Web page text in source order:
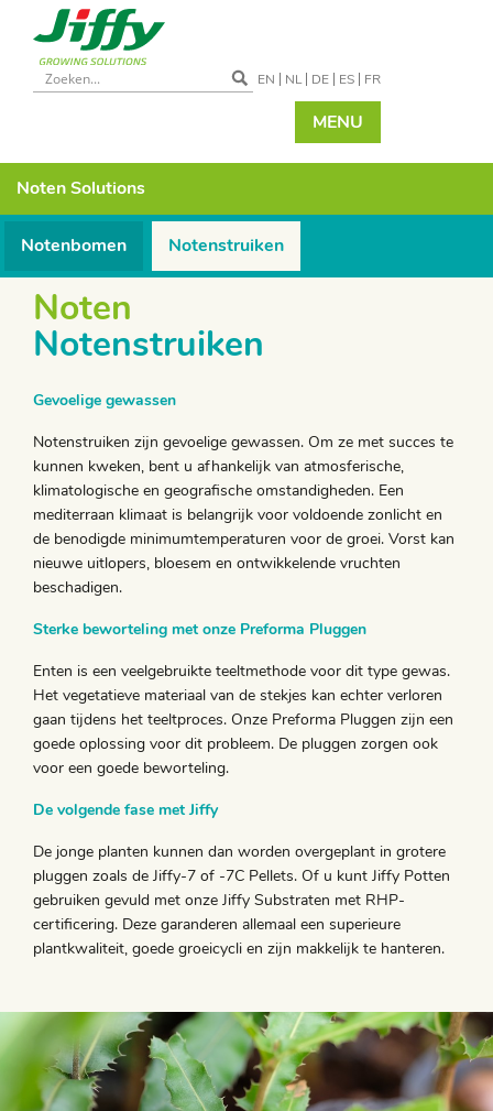
EN NL DE ES FR
MENU
NotenSolutions
Notenbomen Notenstruiken
Noten
Notenstruiken
Gevoelige gewassen
Notenstruiken zijn gevoelige gewassen. Om ze met succes te
kunnen kweken, bent u afhankelijk van atmosferische,
klimatologische en geografische omstandigheden. Een
mediterraan klimaat is belangrijk voor voldoende zonlicht en
de benodigde minimumtemperaturen voor de groei. Vorst kan
nieuwe uitlopers, bloesem en ontwikkelende vruchten
beschadigen.
Sterke beworteling met onze Preforma Pluggen
Enten is een veelgebruikte teeltmethode voor dit type gewas.
Het vegetatieve materiaal van de stekjes kan echter verloren
gaan tijdens het teeltproces. Onze Preforma Pluggen zijn een
goede oplossing voor dit probleem. De pluggen zorgen ook
voor een goede beworteling.
De volgende fase met Jiffy
De jonge planten kunnen dan worden overgeplant in grotere
pluggen zoals de Jiffy-7 of -7C Pellets. Of u kunt Jiffy Potten
gebruiken gevuld met onze Jiffy Substraten met RHP-
certificering. Deze garanderen allemaal een superieure
plantkwaliteit, goede groeicycli en zijn makkelijk te hanteren.